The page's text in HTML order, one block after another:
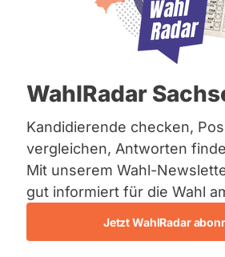
Bremen
Hamburg
Mecklenburg-Vorpommern
Nordrhein-Westfalen
Saarland
Sachsen
Sachsen-Anhalt
Sachsen-Anhalt
Schleswig-Holstein
Thüringen
Archiv
WahlRadar
Kandidierende checken,
vergleichen, Antworten
Mit unserem Wahl-
gut informiert für die Wahl
Jetzt WahlRadar
21.04.2026
1000 Euro
die 1000 Euro im
bezahlt
Antwort 24.06.2026von
SPD
Sehr geehrter HerrL. ,